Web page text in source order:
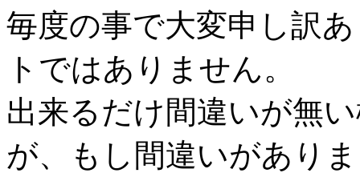
毎度の事で大変申し訳
トではありません。
出来るだけ間違いが無
が、もし間違いがあり